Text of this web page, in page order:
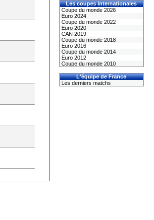
Les coupes internationales
Coupe du monde 2026
Euro 2024
Coupe du monde 2022
Euro 2020
CAN 2019
Coupe du monde 2018
Euro 2016
Coupe du monde 2014
Euro 2012
Coupe du monde 2010
L'équipe de France
Les derniers matchs